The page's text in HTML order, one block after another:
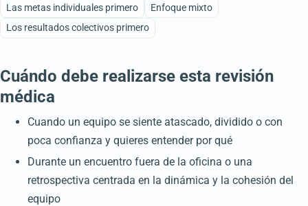
Las metas individuales primero
Enfoque mixto
Los resultados colectivos primero
Cuándo debe realizarse esta revisión
médica
Cuando un equipo se siente atascado, dividido o con
poca confianza y quieres entender por qué
Durante un encuentro fuera de la oficina o una
retrospectiva centrada en la dinámica y la cohesión del
equipo